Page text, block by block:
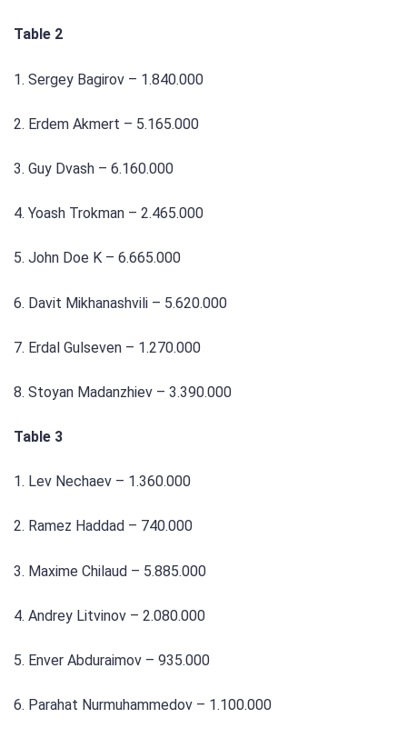
Table 2
1. Sergey Bagirov – 1.840.000
2. Erdem Akmert – 5.165.000
3. Guy Dvash – 6.160.000
4. Yoash Trokman – 2.465.000
5. John Doe K – 6.665.000
6. Davit Mikhanashvili – 5.620.000
7. Erdal Gulseven – 1.270.000
8. Stoyan Madanzhiev – 3.390.000
Table 3
1. Lev Nechaev – 1.360.000
2. Ramez Haddad – 740.000
3. Maxime Chilaud – 5.885.000
4. Andrey Litvinov – 2.080.000
5. Enver Abduraimov – 935.000
6. Parahat Nurmuhammedov – 1.100.000